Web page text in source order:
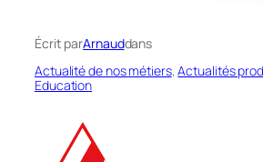
Écrit parArnauddans
Actualité de nos métiers, Actualités
Education